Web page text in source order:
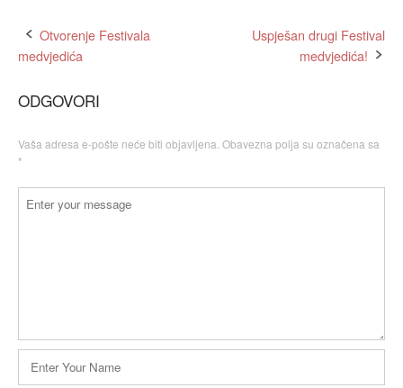
Post
Otvorenje Festivala
medvjedića
Uspješan drugi Festival
medvjedića!
ODGOVORI
Vaša adresa e-pošte neće biti objavljena. Obavezna polja su označena sa
*
Komentar
Ime